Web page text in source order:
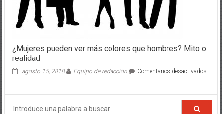
¿Mujeres pueden ver más colores que hombres? Mito o
realidad
agosto 15, 2018 Equipo de redacción Comentarios desactivadosen